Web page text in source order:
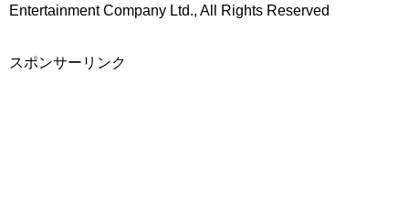
Entertainment Company Ltd., All Rights Reserved
スポンサーリンク